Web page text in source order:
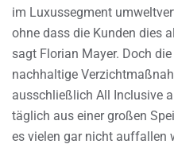
im Luxussegment
ohne dass die Kunden dies
sagt Florian Mayer. Doch
nachhaltige
ausschließlich All Inclusive
täglich aus einer großen
es vielen gar nicht auffallen